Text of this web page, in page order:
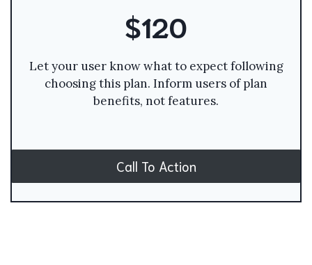
$120
Let your user know what to expect following
choosing this plan. Inform users of plan
benefits, not features.
Call To Action